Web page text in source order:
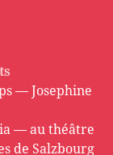
— Josephine
— au théâtre
de Salzbourg